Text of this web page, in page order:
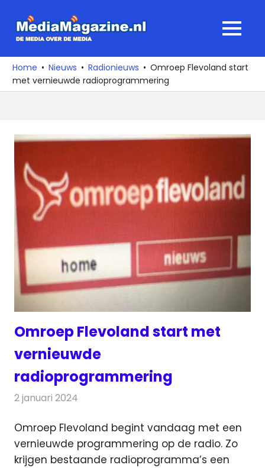
naar
media
over
de
MENU
Home Nieuws Radionieuws
Omroep Flevoland start
met vernieuwde radioprogrammering
Omroep Flevoland start met
vernieuwde
radioprogrammering
2 januari 2024
Omroep Flevoland begint vandaag met een
vernieuwde programmering op de radio. Zo
krijgen bestaande radioprogramma’s een